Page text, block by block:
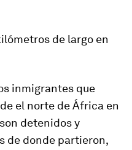
de largo en
inmigrantes que
el norte de África en
detenidos y
de donde partieron,